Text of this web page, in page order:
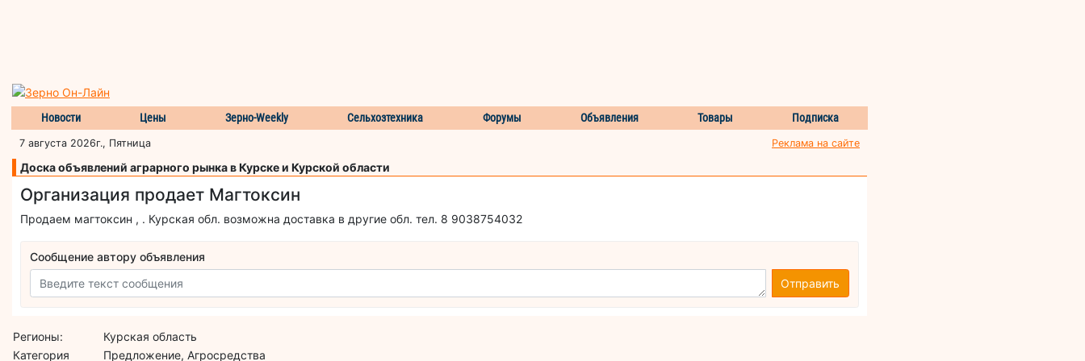
Новости Цены Зерно-Weekly Сельхозтехника Форумы Объявления Товары Подписка
7 августа 2026г., Пятница Реклама на сайте
Доска объявлений аграрного рынка в Курске и Курской области
Организация продает Магтоксин
Продаем магтоксин , . Курская обл. возможна доставка в другие обл. тел. 8 9038754032
Сообщение автору объявления
Отправить
Регионы:
Курская область
Категория
Предложение, Агросредства